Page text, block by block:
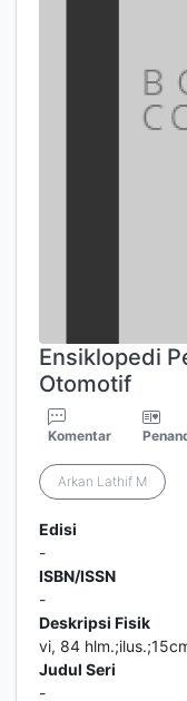
Ensiklopedi
Otomotif
Komentar
Arkan Lathif M
Edisi
-
ISBN/ISSN
-
Deskripsi Fisik
vi, 84
Judul Seri
-